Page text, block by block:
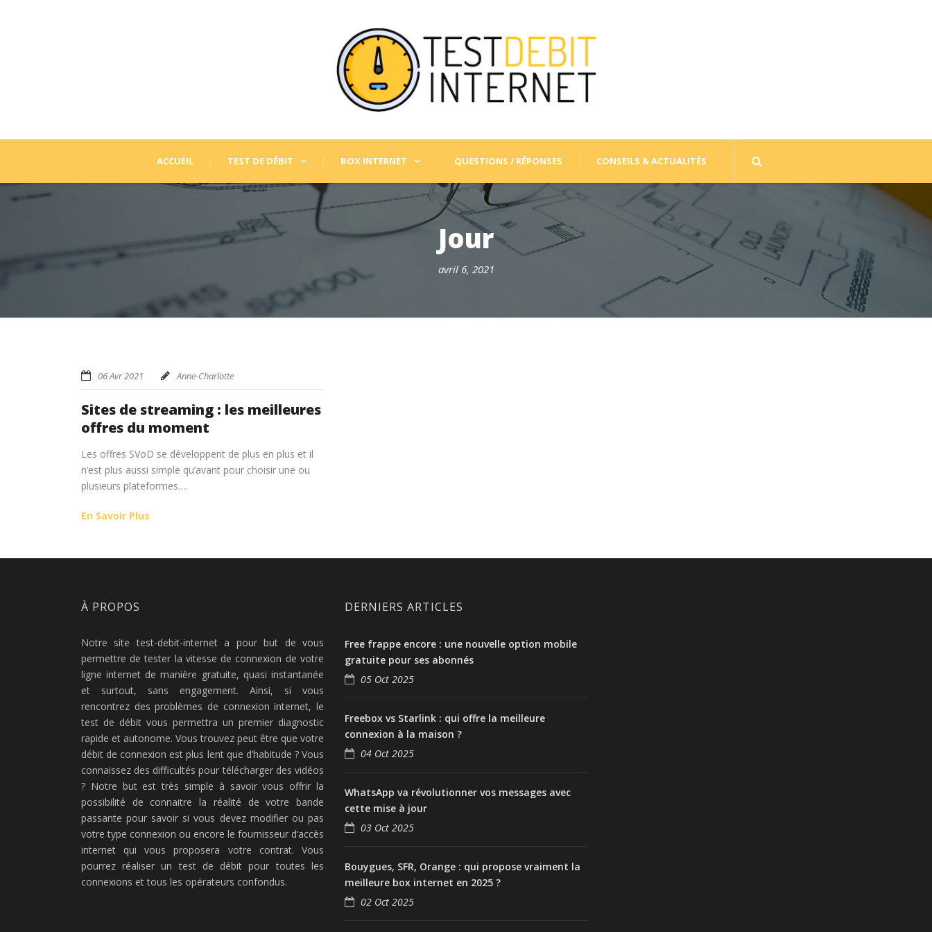
ACCUEIL TEST DE DÉBIT BOX INTERNET QUESTIONS / RÉPONSES CONSEILS & ACTUALITÉS
Jour
avril 6, 2021
06 Avr 2021 Anne-Charlotte
Sites de streaming : les meilleures
offres du moment
Les offres SVoD se développent de plus en plus et il
n’est plus aussi simple qu’avant pour choisir une ou
plusieurs plateformes….
En Savoir Plus
À PROPOS
Notre site test-debit-internet a pour but de vous
permettre de tester la vitesse de connexion de votre
ligne internet de manière gratuite, quasi instantanée
et surtout, sans engagement. Ainsi, si vous
rencontrez des problèmes de connexion internet, le
test de débit vous permettra un premier diagnostic
rapide et autonome. Vous trouvez peut être que votre
débit de connexion est plus lent que d’habitude ? Vous
connaissez des difficultés pour télécharger des vidéos
? Notre but est très simple à savoir vous offrir la
possibilité de connaitre la réalité de votre bande
passante pour savoir si vous devez modifier ou pas
votre type connexion ou encore le fournisseur d’accès
internet qui vous proposera votre contrat. Vous
pourrez réaliser un test de débit pour toutes les
connexions et tous les opérateurs confondus.
DERNIERS ARTICLES
Free frappe encore : une nouvelle option mobile
gratuite pour ses abonnés
05 Oct 2025
Freebox vs Starlink : qui offre la meilleure
connexion à la maison ?
04 Oct 2025
WhatsApp va révolutionner vos messages avec
cette mise à jour
03 Oct 2025
Bouygues, SFR, Orange : qui propose vraiment la
meilleure box internet en 2025 ?
02 Oct 2025